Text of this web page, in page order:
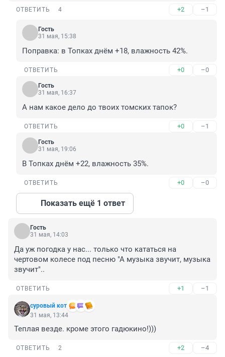
ОТВЕТИТЬ 4 +2 –1
Гость
31 мая, 15:38
Поправка: в Топках днём +18, влажность 42%.
ОТВЕТИТЬ +0 –0
Гость
31 мая, 16:37
А нам какое дело до твоих томских тапок?
ОТВЕТИТЬ +0 –1
Гость
31 мая, 19:06
В Топках днём +22, влажность 35%.
ОТВЕТИТЬ +0 –0
Показать ещё 1 ответ
Гость
31 мая, 14:03
Да уж погодка у нас... только что кататься на
чертовом колесе под песню "А музыка звучит, музыка
звучит"..
ОТВЕТИТЬ +1 –1
суровый кот
31 мая, 13:44
Теплая везде. кроме этого гадюкино!)))
ОТВЕТИТЬ 2 +2 –4